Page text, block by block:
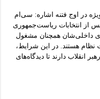
ویژه در اوج فتنه اشاره: سی‌ام
پس از انتخابات ریاست‌‌جمهوری
داخلی‌شان همچنان مشغول
نظام هستند. در این شرایط،
انقلاب دارند تا دیدگاه‌های